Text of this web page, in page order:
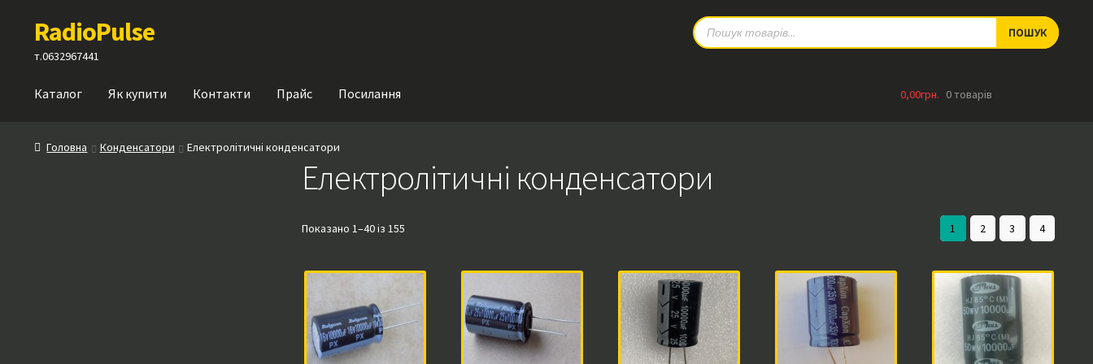
до
навігації
до
вмісту
RadioPulse
т.0632967441
Products
search
ПОШУК
Каталог Як купити Контакти Прайс Посилання 0,00грн. 0 товарів
Головна Конденсатори Електролітичні конденсатори
Електролітичні конденсатори
Показано 1–40 із 155 1 2 3 4